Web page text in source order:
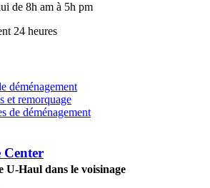
de 8h am à 5h pm
24 heures
déménagement
et remorquage
de déménagement
Center
U-Haul dans le voisinage